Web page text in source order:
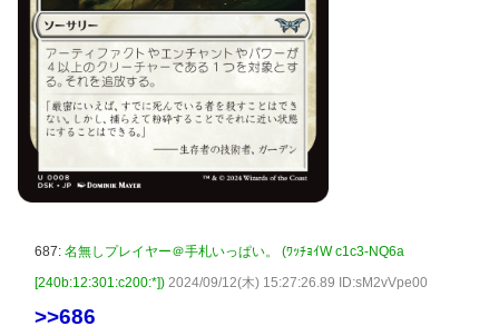
687: 名無しプレイヤー＠手札いっぱい。 (ﾜｯﾁｮｲW c1c3-NQ6a
[240b:12:301:c200:*]) 2024/09/12(木) 15:27:26.89 ID:sM2vVpe00
>>686